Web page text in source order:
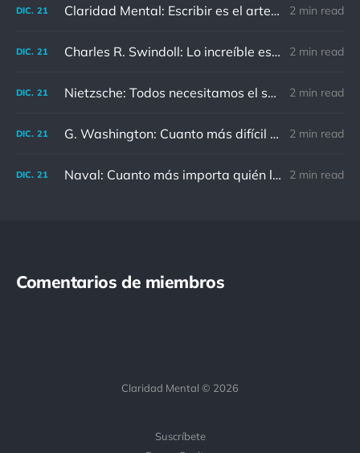
DIC. 21 Claridad Mental: Escribir es el arte de calmar y despejar la mente. 2 min read
DIC. 21 Charles R. Swindoll: Lo increíble es que cada día podemos elegir la actitud que adoptaremos. 2 min read
DIC. 21 Nietzsche: Todos necesitamos el sentido de culpa, pero nadie necesita sentirse culpable. 2 min read
DIC. 21 G. Washington: Cuanto más difícil es el conflicto, mayor es el triunfo. 2 min read
DIC. 21 Naval: Cuanto más importa quién lo ha dicho, menos importa en realidad 2 min read
Comentarios de miembros
Claridad Mental © 2026
Suscríbete